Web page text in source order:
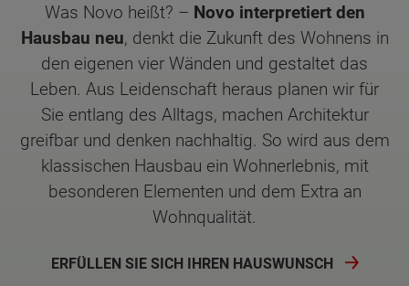
Was Novo heißt? – Novo interpretiert den
Hausbau neu, denkt die Zukunft des Wohnens in
den eigenen vier Wänden und gestaltet das
Leben. Aus Leidenschaft heraus planen wir für
Sie entlang des Alltags, machen Architektur
greifbar und denken nachhaltig. So wird aus dem
klassischen Hausbau ein Wohnerlebnis, mit
besonderen Elementen und dem Extra an
Wohnqualität.
ERFÜLLEN SIE SICH IHREN HAUSWUNSCH